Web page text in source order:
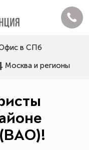
в СПб
Москва и регионы